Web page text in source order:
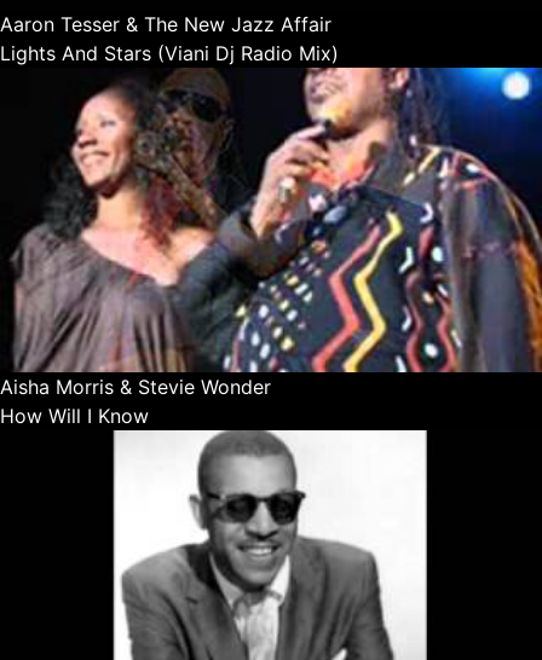
Aaron Tesser & The New Jazz Affair
Lights And Stars (Viani Dj Radio Mix)
Aisha Morris & Stevie Wonder
How Will I Know